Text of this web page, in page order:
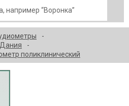
поликлинический